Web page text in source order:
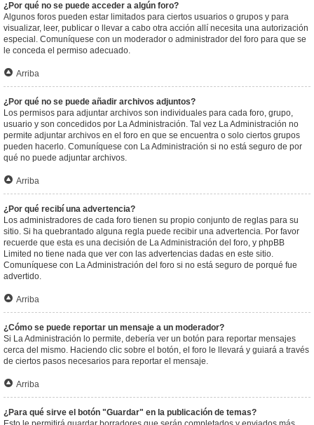
¿Por qué no se puede acceder a algún foro?
Algunos foros pueden estar limitados para ciertos usuarios o grupos y para
visualizar, leer, publicar o llevar a cabo otra acción allí necesita una autorización
especial. Comuníquese con un moderador o administrador del foro para que se
le conceda el permiso adecuado.
Arriba
¿Por qué no se puede añadir archivos adjuntos?
Los permisos para adjuntar archivos son individuales para cada foro, grupo,
usuario y son concedidos por La Administración. Tal vez La Administración no
permite adjuntar archivos en el foro en que se encuentra o solo ciertos grupos
pueden hacerlo. Comuníquese con La Administración si no está seguro de por
qué no puede adjuntar archivos.
Arriba
¿Por qué recibí una advertencia?
Los administradores de cada foro tienen su propio conjunto de reglas para su
sitio. Si ha quebrantado alguna regla puede recibir una advertencia. Por favor
recuerde que esta es una decisión de La Administración del foro, y phpBB
Limited no tiene nada que ver con las advertencias dadas en este sitio.
Comuníquese con La Administración del foro si no está seguro de porqué fue
advertido.
Arriba
¿Cómo se puede reportar un mensaje a un moderador?
Si La Administración lo permite, debería ver un botón para reportar mensajes
cerca del mismo. Haciendo clic sobre el botón, el foro le llevará y guiará a través
de ciertos pasos necesarios para reportar el mensaje.
Arriba
¿Para qué sirve el botón "Guardar" en la publicación de temas?